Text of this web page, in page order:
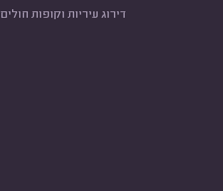
דירוג עיריות וקופות חולים